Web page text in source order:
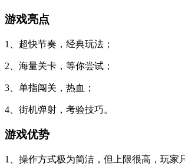
游戏亮点
1、超快节奏，经典玩法；
2、海量关卡，等你尝试；
3、单指闯关，热血；
4、街机弹射，考验技巧。
游戏优势
1、操作方式极为简洁，但上限很高，玩家